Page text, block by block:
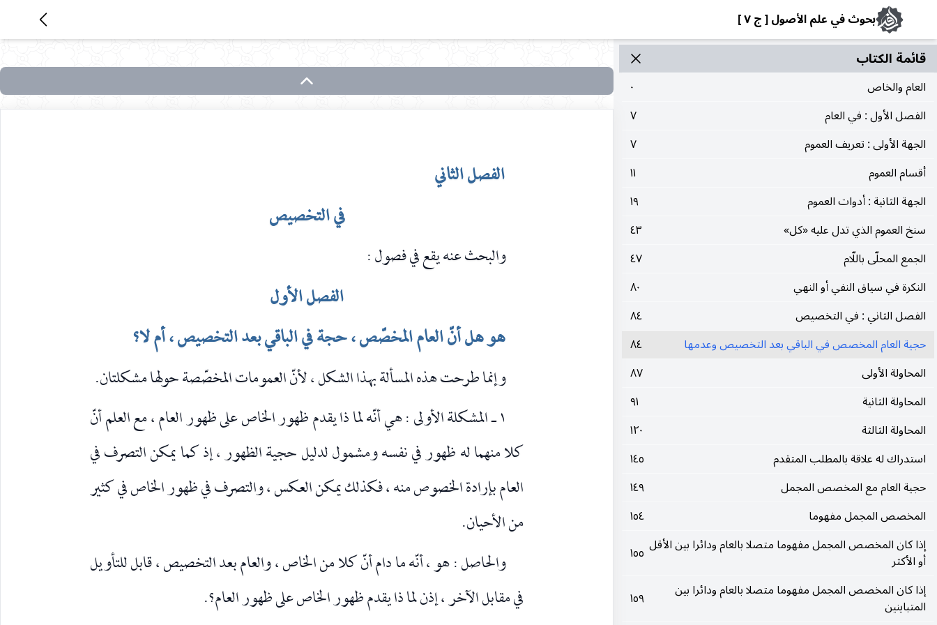
بحوث في علم الأصول [ ج ٧ ]
قائمة الکتاب
العام والخاص
٠
الفصل الأول : في العام
٧
الجهة الأولى : تعريف العموم
٧
أقسام العموم
١١
الجهة الثانية : أدوات العموم
١٩
سنخ العموم الذي تدل عليه «كل»
٤٣
الجمع المحلّى باللّام
٤٧
النكرة في سياق النفي أو النهي
٨٠
الفصل الثاني : في التخصيص
٨٤
حجية العام المخصص في الباقي بعد التخصيص وعدمها
٨٤
المحاولة الأولى
٨٧
المحاولة الثانية
٩١
المحاولة الثالثة
١٢٠
استدراك له علاقة بالمطلب المتقدم
١٤٥
حجية العام مع المخصص المجمل
١٤٩
المخصص المجمل مفهوما
١٥٤
إذا كان المخصص المجمل مفهوما متصلا بالعام ودائرا بين الأقل
أو الأكثر
١٥٥
إذا كان المخصص المجمل مفهوما متصلا بالعام ودائرا بين
المتباينين
١٥٩
البحث
البحث
في
الفصل الثاني
في التخصيص
والبحث عنه يقع في فصول :
الفصل الأول
هو هل أنّ العام المخصّص ، حجة في الباقي بعد التخصيص ، أم لا؟
وإنما طرحت هذه المسألة بهذا الشكل ، لأنّ العمومات المخصّصة حولها مشكلتان.
١ ـ المشكلة الأولى : هي أنّه لما ذا يقدم ظهور الخاص على ظهور العام ، مع العلم أنّ
كلا منهما له ظهور في نفسه ومشمول لدليل حجية الظهور ، إذ كما يمكن التصرف في
العام بإرادة الخصوص منه ، فكذلك يمكن العكس ، والتصرف في ظهور الخاص في كثير
من الأحيان.
والحاصل : هو ، أنّه ما دام أنّ كلا من الخاص ، والعام بعد التخصيص ، قابل للتأويل
في مقابل الآخر ، إذن لما ذا يقدم ظهور الخاص على ظهور العام؟.